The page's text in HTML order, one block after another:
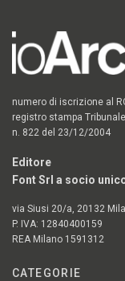
numero di iscrizione al
registro stampa
n. 822 del 23/12/2004
Editore
Font Srl a socio
via Siusi 20/a, 20132
P. IVA: 12840400159
REA Milano 1591312
CATEGORIE